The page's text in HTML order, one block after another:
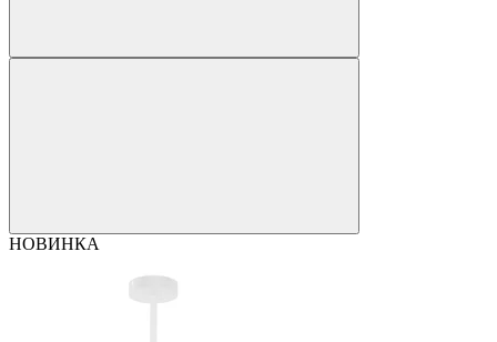
НОВИНКА